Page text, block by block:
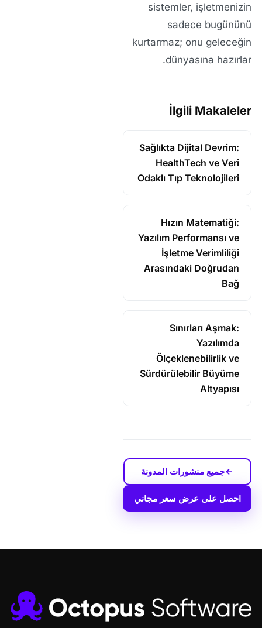
sistemler, işletmenizin
sadece bugününü
kurtarmaz; onu geleceğin
dünyasına hazırlar.
İlgili Makaleler
Sağlıkta Dijital Devrim:
HealthTech ve Veri
Odaklı Tıp Teknolojileri
Hızın Matematiği:
Yazılım Performansı ve
İşletme Verimliliği
Arasındaki Doğrudan
Bağ
Sınırları Aşmak:
Yazılımda
Ölçeklenebilirlik ve
Sürdürülebilir Büyüme
Altyapısı
جميع منشورات المدونة
احصل على عرض سعر مجاني